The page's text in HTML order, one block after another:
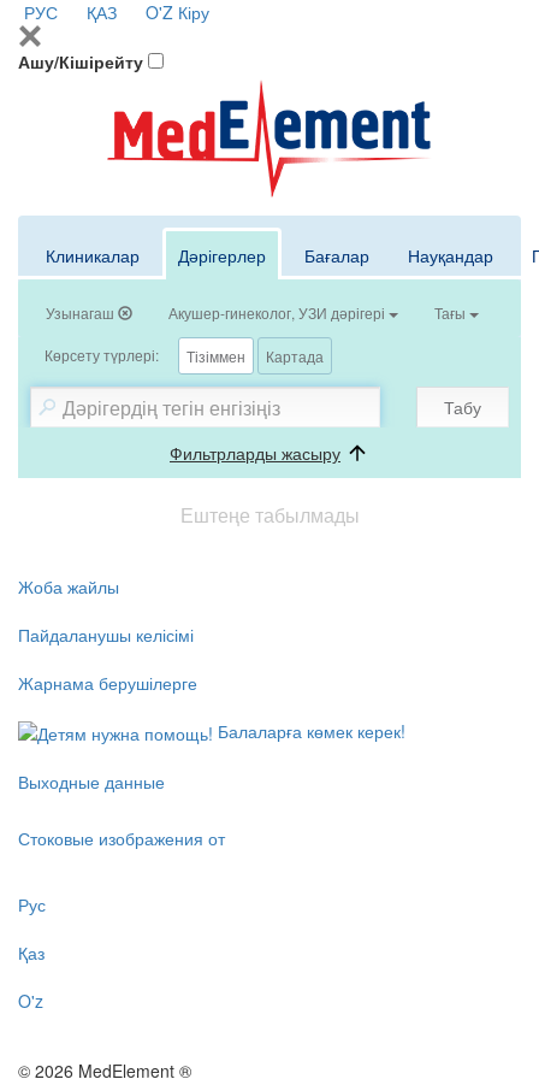
РУС ҚАЗ O'Z Кіру
Ашу/Кішірейту
Клиникалар Дәрігерлер Бағалар Науқандар
Узынагаш Акушер-гинеколог, УЗИ дәрігері Тағы
Көрсету түрлері: Тізіммен Картада
Табу
Фильтрларды жасыру
Ештеңе табылмады
Жоба жайлы
Пайдаланушы келісімі
Жарнама берушілерге
Балаларға көмек керек!
Выходные данные
Стоковые изображения от
Рус
Қаз
O'z
© 2026 MedElement ®